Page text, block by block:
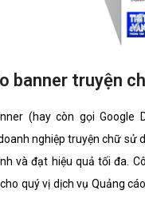
banner truyện
(hay còn gọi Google
nghiệp truyện chữ sử
và đạt hiệu quả tối đa.
quý vị dịch vụ Quảng